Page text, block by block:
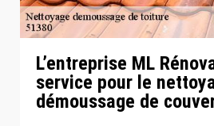
L’entreprise ML
service pour le
démoussage de